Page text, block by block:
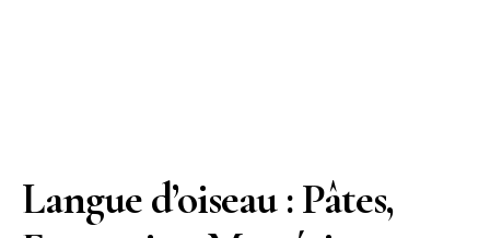
Langue d’oiseau : Pâtes,